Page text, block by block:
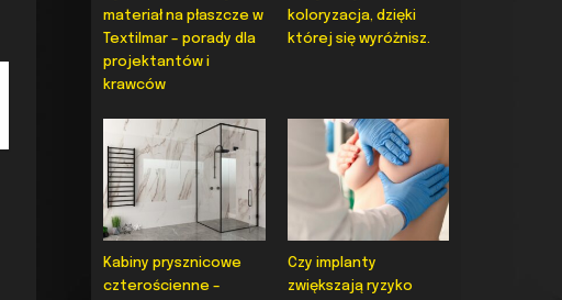
materiał na płaszcze w
Textilmar – porady dla
projektantów i
krawców
koloryzacja, dzięki
której się wyróżnisz.
Kabiny prysznicowe
czterościenne –
Czy implanty
zwiększają ryzyko